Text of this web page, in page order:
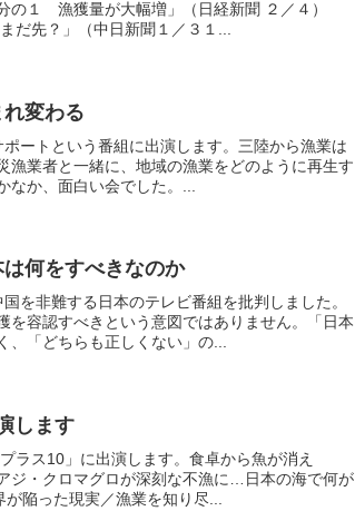
の１ 漁獲量が大幅増」（日経新聞 ２／４）
だ先？」（中日新聞１／３１...
変わる
ートという番組に出演します。三陸から漁業は
漁業者と一緒に、地域の漁業をどのように再生す
か、面白い会でした。...
何をすべきなのか
を非難する日本のテレビ番組を批判しました。
を容認すべきという意図ではありません。「日本
、「どちらも正しくない」の...
します
ラス10」に出演します。食卓から魚が消え
ジ・クロマグロが深刻な不漁に…日本の海で何が
陥った現実／漁業を知り尽...